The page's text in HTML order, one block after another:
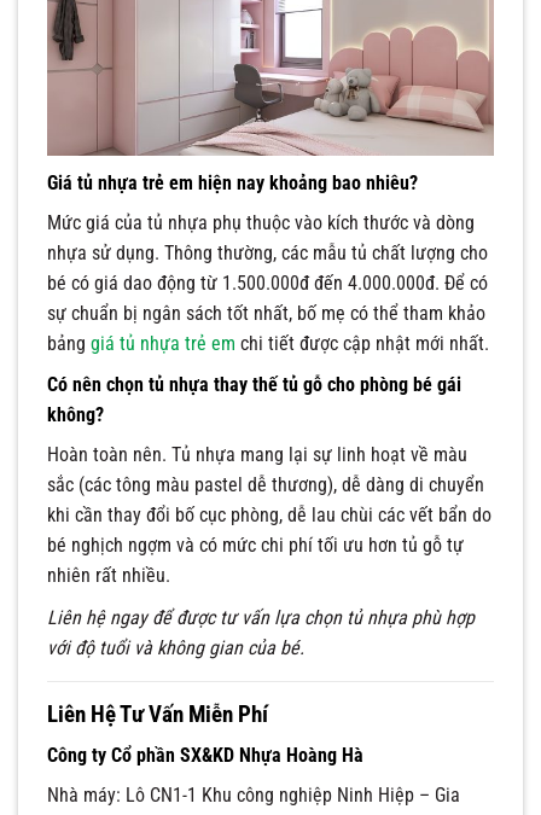
Giá tủ nhựa trẻ em hiện nay khoảng bao nhiêu?
Mức giá của tủ nhựa phụ thuộc vào kích thước và dòng
nhựa sử dụng. Thông thường, các mẫu tủ chất lượng cho
bé có giá dao động từ 1.500.000đ đến 4.000.000đ. Để có
sự chuẩn bị ngân sách tốt nhất, bố mẹ có thể tham khảo
bảng giá tủ nhựa trẻ em chi tiết được cập nhật mới nhất.
Có nên chọn tủ nhựa thay thế tủ gỗ cho phòng bé gái
không?
Hoàn toàn nên. Tủ nhựa mang lại sự linh hoạt về màu
sắc (các tông màu pastel dễ thương), dễ dàng di chuyển
khi cần thay đổi bố cục phòng, dễ lau chùi các vết bẩn do
bé nghịch ngợm và có mức chi phí tối ưu hơn tủ gỗ tự
nhiên rất nhiều.
Liên hệ ngay để được tư vấn lựa chọn tủ nhựa phù hợp
với độ tuổi và không gian của bé.
Liên Hệ Tư Vấn Miễn Phí
Công ty Cổ phần SX&KD Nhựa Hoàng Hà
Nhà máy: Lô CN1-1 Khu công nghiệp Ninh Hiệp – Gia